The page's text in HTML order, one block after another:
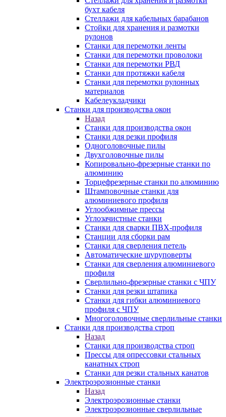
бухт кабеля
Стеллажи для кабельных барабанов
Стойки для хранения и размотки
рулонов
Станки для перемотки ленты
Станки для перемотки проволоки
Станки для перемотки РВД
Станки для протяжки кабеля
Станки для перемотки рулонных
материалов
Кабелеукладчики
Станки для производства окон
Назад
Станки для производства окон
Станки для резки профиля
Одноголовочные пилы
Двухголовочные пилы
Копировально-фрезерные станки по
алюминию
Торцефрезерные станки по алюминию
Штамповочные станки для
алюминиевого профиля
Углообжимные прессы
Углозачистные станки
Станки для сварки ПВХ-профиля
Станции для сборки рам
Станки для сверления петель
Автоматические шуруповерты
Станки для сверления алюминиевого
профиля
Сверлильно-фрезерные станки с ЧПУ
Станки для резки штапика
Станки для гибки алюминиевого
профиля с ЧПУ
Многоголовочные сверлильные станки
Станки для производства строп
Назад
Станки для производства строп
Прессы для опрессовки стальных
канатных строп
Станки для резки стальных канатов
Электроэрозионные станки
Назад
Электроэрозионные станки
Электроэрозионные сверлильные